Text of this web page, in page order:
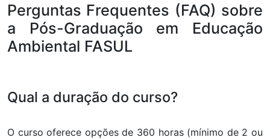
Perguntas Frequentes (FAQ) sobre
a Pós-Graduação em Educação
Ambiental FASUL
Qual a duração do curso?
O curso oferece opções de 360 horas (mínimo de 2 ou